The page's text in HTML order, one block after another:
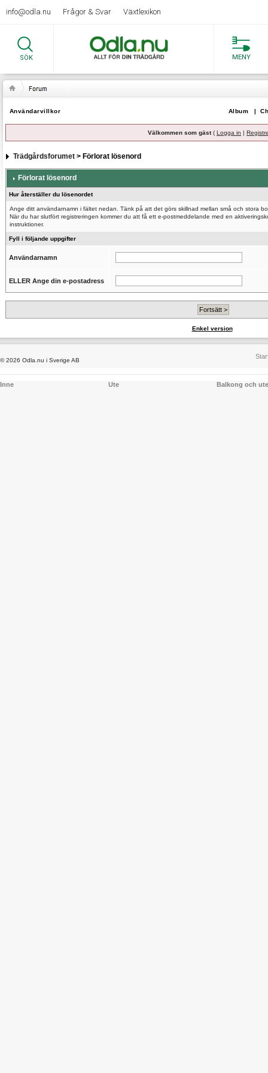
info@odla.nu Frågor & Svar Växtlexikon
SÖK MENY
Användarvillkor Album |
Välkommen som gäst( Logga in |
Trädgårdsforumet> Förlorat lösenord
Förlorat lösenord
Hur återställer du lösenordet
Ange ditt användarnamn i fältet nedan. Tänk på att det görs skillnad mellan små och stora
När du har slutfört registreringen kommer du att få ett e-postmeddelande med en
instruktioner.
Fyll i följande uppgifter
Användarnamn
ELLER Ange din e-postadress
Enkel version
© 2026 Odla.nu i Sverige AB
Inne Ute Balkong och